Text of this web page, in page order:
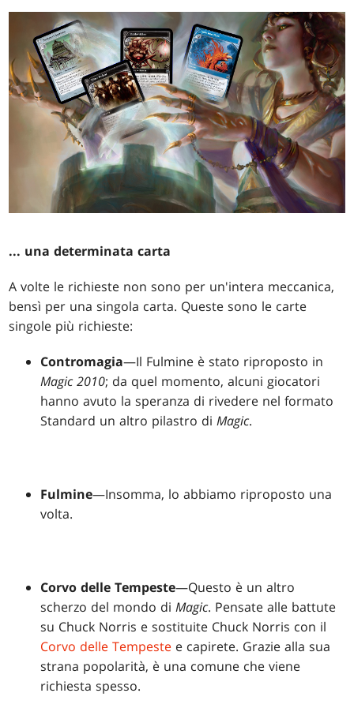
... una determinata carta
A volte le richieste non sono per un'intera meccanica,
bensì per una singola carta. Queste sono le carte
singole più richieste:
Contromagia—Il Fulmine è stato riproposto in
Magic 2010; da quel momento, alcuni giocatori
hanno avuto la speranza di rivedere nel formato
Standard un altro pilastro diMagic.
Fulmine—Insomma, lo abbiamo riproposto una
volta.
Corvo delle Tempeste—Questo è un altro
scherzo del mondo diMagic. Pensate alle battute
su Chuck Norris e sostituite Chuck Norris con il
Corvo delle Tempeste e capirete. Grazie alla sua
strana popolarità, è una comune che viene
richiesta spesso.